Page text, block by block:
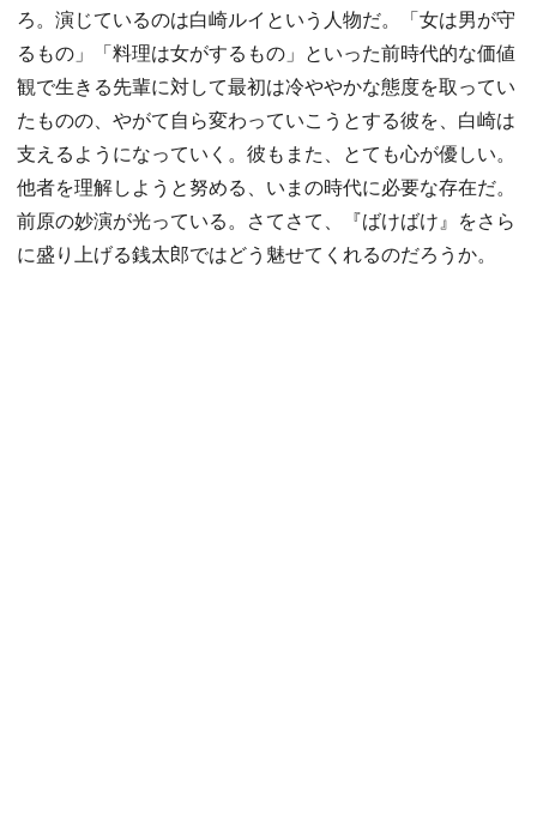
ろ。演じているのは白崎ルイという人物だ。「女は男が守
るもの」「料理は女がするもの」といった前時代的な価値
観で生きる先輩に対して最初は冷ややかな態度を取ってい
たものの、やがて自ら変わっていこうとする彼を、白崎は
支えるようになっていく。彼もまた、とても心が優しい。
他者を理解しようと努める、いまの時代に必要な存在だ。
前原の妙演が光っている。さてさて、『ばけばけ』をさら
に盛り上げる銭太郎ではどう魅せてくれるのだろうか。